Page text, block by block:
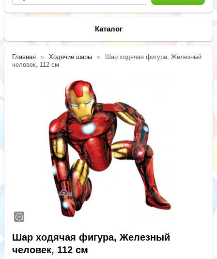
Каталог
Главная Ходячие шары
Шар ходячая фигура, Железный
человек, 112 см
Шар ходячая фигура, Железный
человек, 112 см